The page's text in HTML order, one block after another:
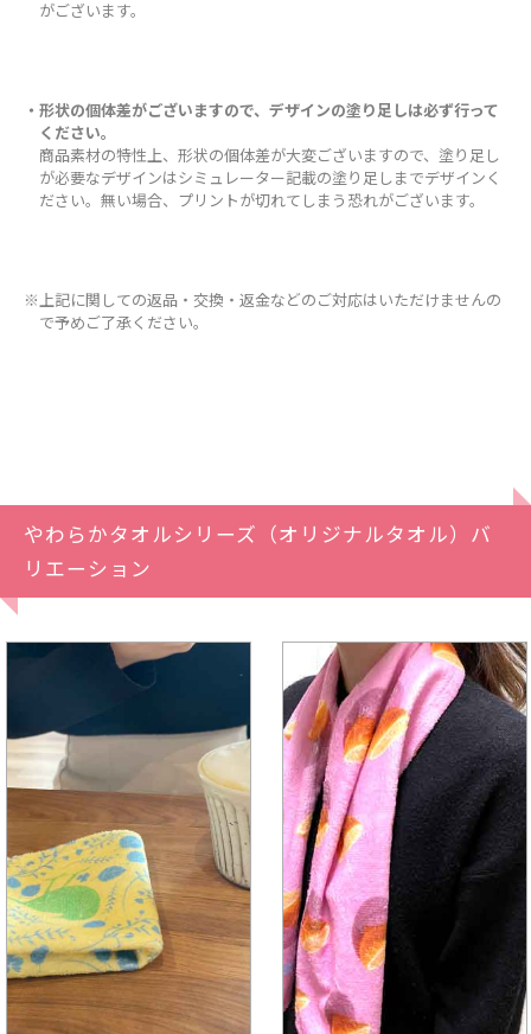
がございます。
・形状の個体差がございますので、デザインの塗り足しは必ず行って
ください。
商品素材の特性上、形状の個体差が大変ございますので、塗り足し
が必要なデザインはシミュレーター記載の塗り足しまでデザインく
ださい。無い場合、プリントが切れてしまう恐れがございます。
※上記に関しての返品・交換・返金などのご対応はいただけませんの
で予めご了承ください。
やわらかタオルシリーズ（オリジナルタオル）バ
リエーション